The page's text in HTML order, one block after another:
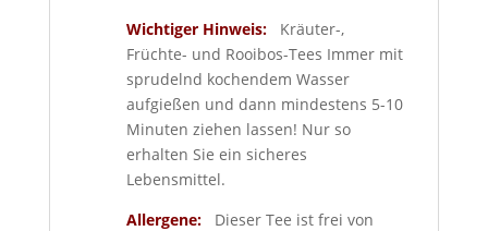
Wichtiger Hinweis:
Kräuter-,
Früchte- und Rooibos-Tees Immer mit
sprudelnd kochendem Wasser
aufgießen und dann mindestens 5-10
Minuten ziehen lassen! Nur so
erhalten Sie ein sicheres
Lebensmittel.
Allergene:
Dieser Tee ist frei von